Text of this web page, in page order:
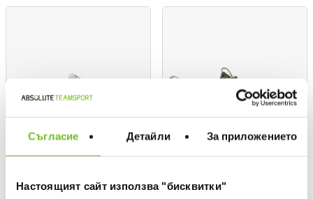
Съгласие Детайли За приложението
Настоящият сайт използва "бисквитки"